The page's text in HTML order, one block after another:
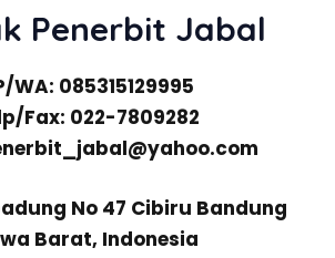
Penerbit Jabal
WA: 085315129995
Fax: 022-7809282
No 47 Cibiru Bandung
Barat, Indonesia